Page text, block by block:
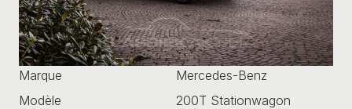
Marque
Mercedes-Benz
Modèle
200T Stationwagon